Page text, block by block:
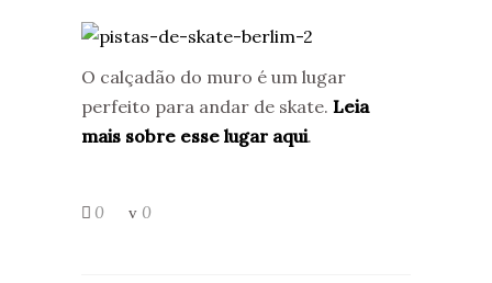
O calçadão do muro é um lugar
perfeito para andar de skate. Leia
mais sobre esse lugar aqui.
0 0